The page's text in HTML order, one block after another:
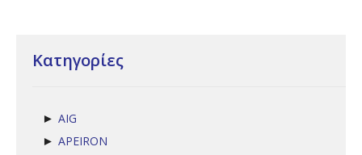
Κατηγορίες
► AIG
► APEIRON